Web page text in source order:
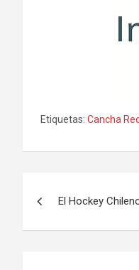
Etiquetas: Cancha
El Hockey